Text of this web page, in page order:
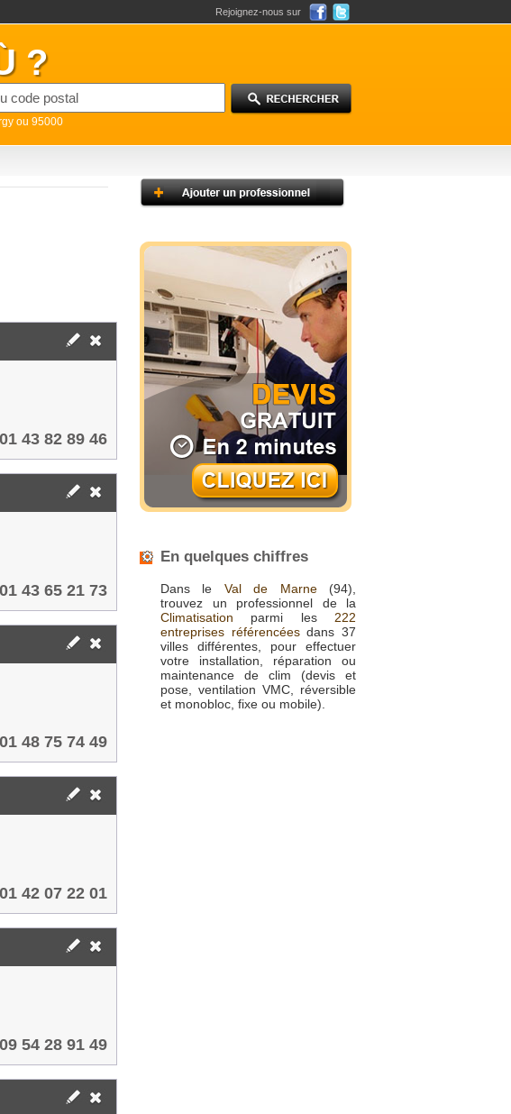
Rejoignez-nous sur
?
ou 95000
01 43 82 89 46
01 43 65 21 73
01 48 75 74 49
01 42 07 22 01
09 54 28 91 49
En quelques chiffres
Dans le Val de Marne(94),
trouvez un professionnel de la
Climatisation parmi les 222
entreprises référencéesdans 37
villes différentes, pour effectuer
votre installation, réparation ou
maintenance de clim (devis et
pose, ventilation VMC, réversible
et monobloc, fixe ou mobile).